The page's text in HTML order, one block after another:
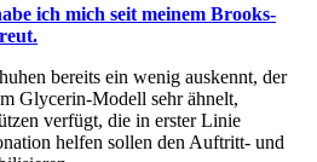
ich mich seit meinem Brooks-
bereits ein wenig auskennt, der
Glycerin-Modell sehr ähnelt,
verfügt, die in erster Linie
helfen sollen den Auftritt- und